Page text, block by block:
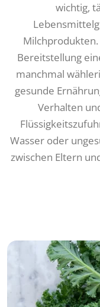
wichtig,
Bereitstellung
manchmal
gesunde
Verhalten
Wasser oder
zwischen Eltern